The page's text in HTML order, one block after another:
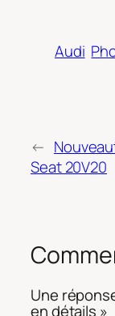
Audi
←
Seat 20V20
Une
en détails »